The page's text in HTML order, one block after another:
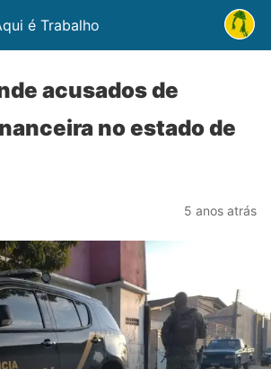
é Trabalho
acusados de
no estado de
5 anos atrás